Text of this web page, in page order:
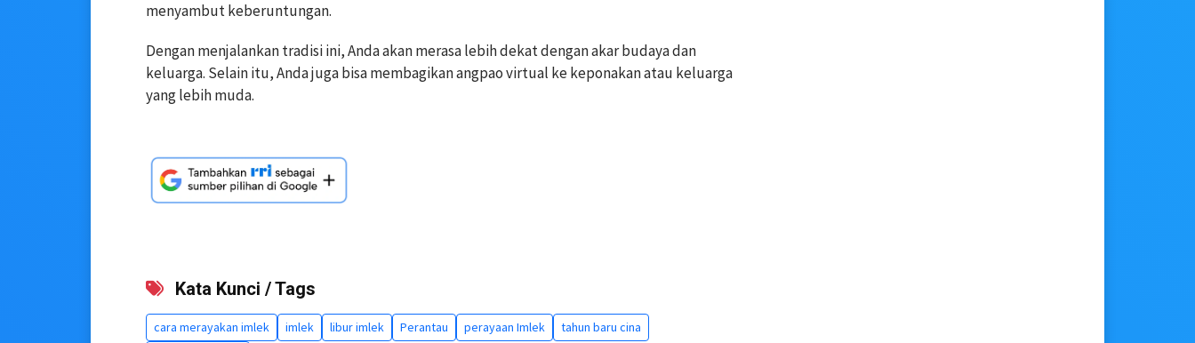
menyambut keberuntungan.
Dengan menjalankan tradisi ini, Anda akan merasa lebih dekat dengan akar budaya dan
keluarga. Selain itu, Anda juga bisa membagikan angpao virtual ke keponakan atau keluarga
yang lebih muda.
Kata Kunci / Tags
cara merayakan imlek imlek libur imlek Perantau perayaan Imlek
tahun baru cina